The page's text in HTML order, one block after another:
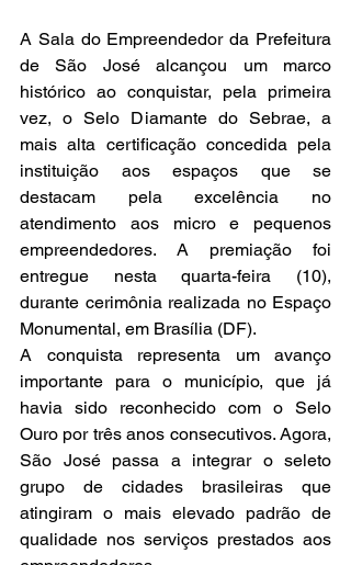
A Sala do Empreendedor da Prefeitura
de São José alcançou um marco
histórico ao conquistar, pela primeira
vez, o Selo Diamante do Sebrae, a
mais alta certificação concedida pela
instituição aos espaços que se
destacam pela excelência no
atendimento aos micro e pequenos
empreendedores. A premiação foi
entregue nesta quarta-feira (10),
durante cerimônia realizada no Espaço
Monumental, em Brasília (DF).
A conquista representa um avanço
importante para o município, que já
havia sido reconhecido com o Selo
Ouro por três anos consecutivos. Agora,
São José passa a integrar o seleto
grupo de cidades brasileiras que
atingiram o mais elevado padrão de
qualidade nos serviços prestados aos